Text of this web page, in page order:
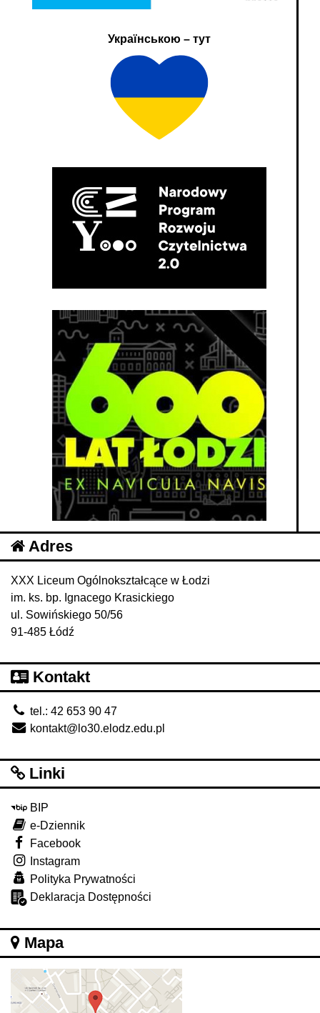
Українською – тут
Adres
XXX Liceum Ogólnokształcące w Łodzi
im. ks. bp. Ignacego Krasickiego
ul. Sowińskiego 50/56
91-485 Łódź
Kontakt
tel.: 42 653 90 47
kontakt@lo30.elodz.edu.pl
Linki
BIP
e-Dziennik
Facebook
Instagram
Polityka Prywatności
Deklaracja Dostępności
Mapa